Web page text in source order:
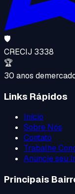
🛡️
CRECIJ 3338
🏆
30 anos de
Links Rápidos
Início
Sobre Nós
Contato
Trabalhe
Anuncie seu
Principais